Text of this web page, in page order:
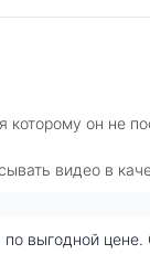
он не
видео в